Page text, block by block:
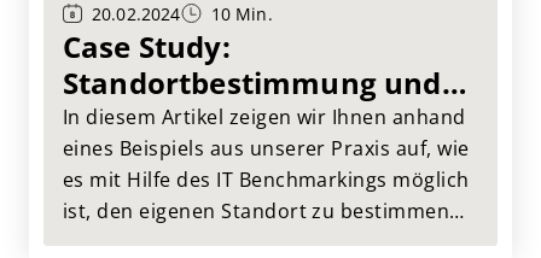
20.02.2024 10 Min.
Case Study:
Standortbestimmung und
Orientierung mit IT
Benchmarking
In diesem Artikel zeigen wir Ihnen anhand
eines Beispiels aus unserer Praxis auf, wie
es mit Hilfe des IT Benchmarkings möglich
ist, den eigenen Standort zu bestimmen
und eine Kurskorrektur vorzunehmen.